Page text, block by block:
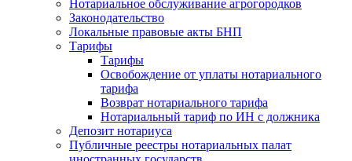
Нотариальное обслуживание агрогородков
Законодательство
Локальные правовые акты БНП
Тарифы
Тарифы
Освобождение от уплаты нотариального
тарифа
Возврат нотариального тарифа
Нотариальный тариф по ИН с должника
Депозит нотариуса
Публичные реестры нотариальных палат